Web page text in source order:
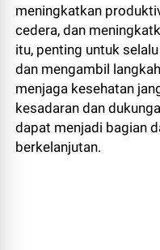
meningkatkan
cedera, dan
itu, penting untuk
dan mengambil
menjaga kesehatan
kesadaran dan
dapat menjadi bagian
berkelanjutan.